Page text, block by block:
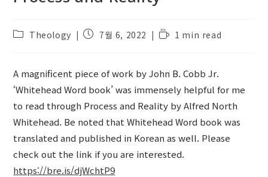
PostTheology
Post7월 6, 2022
Reading1 min read
A magnificent piece of work by John B. Cobb Jr.
‘Whitehead Word book’ was immensely helpful for me
to read through Process and Reality by Alfred North
Whitehead. Be noted that Whitehead Word book was
translated and published in Korean as well. Please
check out the link if you are interested.
https://bre.is/djWchtP9